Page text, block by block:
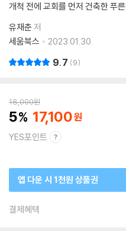
개척 전에 교회를 먼저 건축한 푸
유재춘 저
세움북스
2023.01.30.
9.7 9
18,000원
5 17,100
YES포인트
앱 다운 시 1천원 상품권
결제혜택